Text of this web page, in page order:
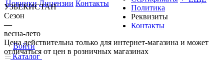
Новинки Лицензии Контакты
Политика
Реквизиты
Контакты
Войти
Каталог
УЗБЕКИСТАН
Сезон
—
весна-лето
Цена действительна только для интернет-магазина и может
отличаться от цен в розничных магазинах